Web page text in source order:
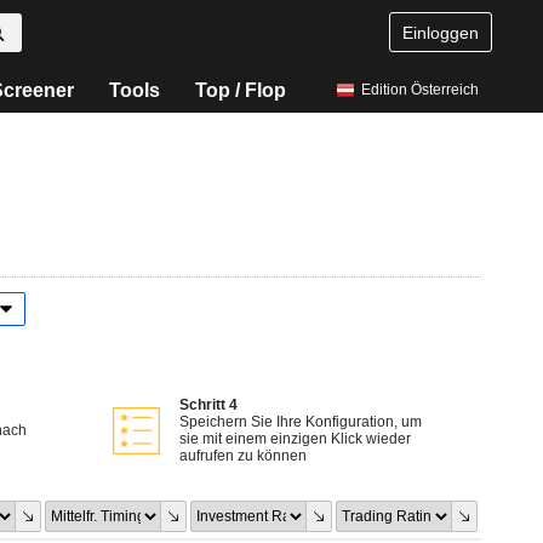
Einloggen
Tools Top / Flop Edition Österreich
Schritt 4
Speichern Sie Ihre Konfiguration, um
sie mit einem einzigen Klick wieder
aufrufen zu können